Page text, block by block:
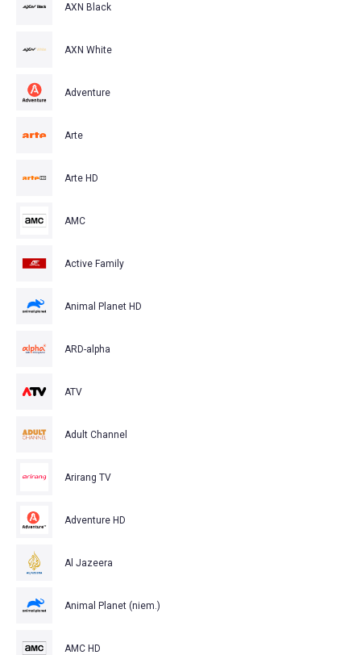
AXN Black
AXN White
Adventure
Arte
Arte HD
AMC
Active Family
Animal Planet HD
ARD-alpha
ATV
Adult Channel
Arirang TV
Adventure HD
Al Jazeera
Animal Planet (niem.)
AMC HD